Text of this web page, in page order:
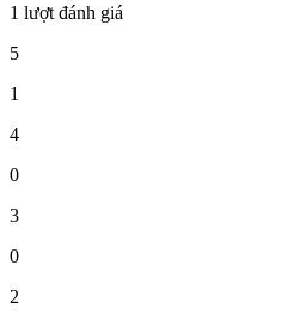
1 lượt đánh giá
5
1
4
0
3
0
2